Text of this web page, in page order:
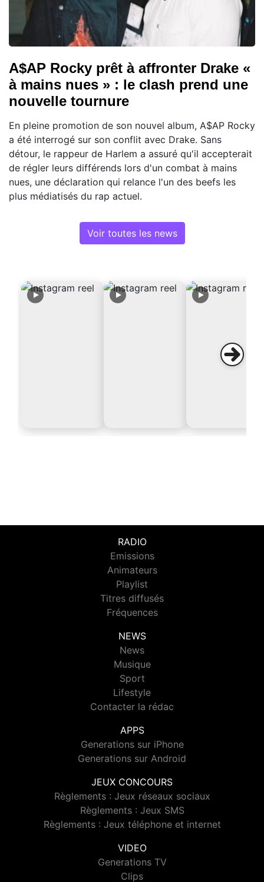
A$AP Rocky prêt à affronter Drake «
à mains nues » : le clash prend une
nouvelle tournure
En pleine promotion de son nouvel album, A$AP Rocky
a été interrogé sur son conflit avec Drake. Sans
détour, le rappeur de Harlem a assuré qu'il accepterait
de régler leurs différends lors d'un combat à mains
nues, une déclaration qui relance l'un des beefs les
plus médiatisés du rap actuel.
Voir toutes les news
RADIO
Emissions
Animateurs
Playlist
Titres diffusés
Fréquences
NEWS
News
Musique
Sport
Lifestyle
Contacter la rédac
APPS
Generations sur iPhone
Generations sur Android
JEUX CONCOURS
Règlements : Jeux réseaux sociaux
Règlements : Jeux SMS
Règlements : Jeux téléphone et internet
VIDEO
Generations TV
Clips